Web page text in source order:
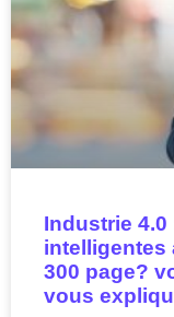
Industrie
intelligentes
300 page?
vous